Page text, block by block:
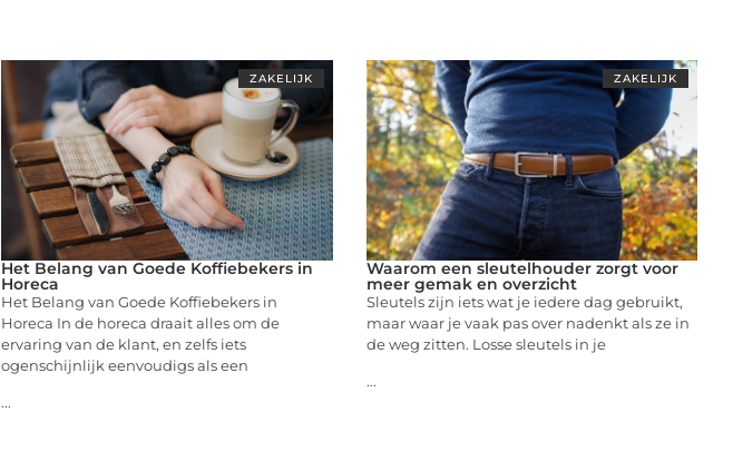
ZAKELIJK
Het Belang van Goede Koffiebekers in
Horeca
Het Belang van Goede Koffiebekers in
Horeca In de horeca draait alles om de
ervaring van de klant, en zelfs iets
ogenschijnlijk eenvoudigs als een
...
ZAKELIJK
Waarom een sleutelhouder zorgt voor
meer gemak en overzicht
Sleutels zijn iets wat je iedere dag gebruikt,
maar waar je vaak pas over nadenkt als ze in
de weg zitten. Losse sleutels in je
...